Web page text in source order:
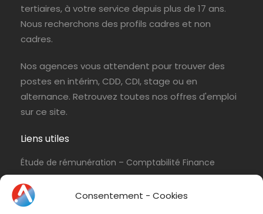
Consentement - Cookies
tertiaires, à votre service depuis plus de 17 ans.
Nous recherchons des profils cadres et non
cadres.
Nos agences vous attendent pour trouver des
postes en intérim, CDD, CDI, stage ou en
alternance. Retrouvez toutes nos offres d'emploi
sur ce site.
Liens utiles
Étude de rémunération – Comptabilité Finance
Conditions d’utilisation & Politique de
confidentialité